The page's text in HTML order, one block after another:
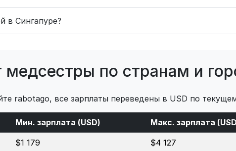
в Сингапуре?
медсестры по странам и
rabotago, все зарплаты переведены в USD по
Мин. зарплата (USD) Макс. зарплата
$1 179 $4 127